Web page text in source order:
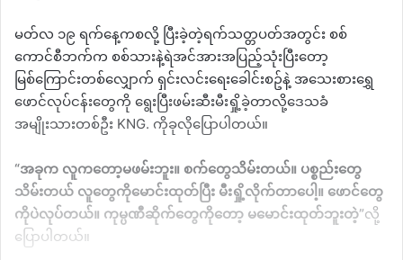
မတ်လ ၁၉ ရက်နေ့ကစလို့ ပြီးခဲ့တဲ့ရက်သတ္တပတ်အတွင်း စစ်
ကောင်စီဘက်က စစ်သားနဲ့ရဲအင်အားအပြည့်သုံးပြီးတော့
မြစ်ကြောင်းတစ်လျှောက် ရှင်းလင်းရေးခေါင်းစဥ်နဲ့ အသေးစားရွှေ
ဖောင်လုပ်ငန်းတွေကို ရွေးပြီးဖမ်းဆီးမီးရှို့ခဲ့တာလို့ဒေသခံ
အမျိုးသားတစ်ဦး KNG. ကိုခုလိုပြောပါတယ်။
“အခုက လူကတော့မဖမ်းဘူး။ စက်တွေသိမ်းတယ်။ ပစ္စည်းတွေ
သိမ်းတယ် လူတွေကိုမောင်းထုတ်ပြီး မီးရှို့လိုက်တာပေါ့။ ဖောင်တွေ
ကိုပဲလုပ်တယ်။ ကုမ္ပဏီဆိုက်တွေကိုတော့ မမောင်းထုတ်ဘူးတဲ့”လို့
ပြောပါတယ်။